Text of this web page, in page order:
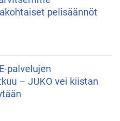
pelisäännöt
palvelujen
– JUKO vei kiistan